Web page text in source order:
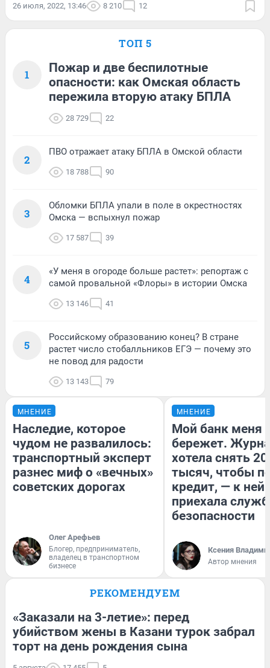
26 июля, 2022, 13:46 8 210 12
ТОП 5
1
Пожар и две беспилотные
опасности: как Омская область
пережила вторую атаку БПЛА
28 729 22
2
ПВО отражает атаку БПЛА в Омской области
18 788 90
3
Обломки БПЛА упали в поле в окрестностях
Омска — вспыхнул пожар
17 587 39
4
«У меня в огороде больше растет»: репортаж с
самой провальной «Флоры» в истории Омска
13 146 41
5
Российскому образованию конец? В стране
растет число стобалльников ЕГЭ — почему это
не повод для радости
13 143 79
МНЕНИЕ
Наследие, которое
чудом не развалилось:
транспортный эксперт
разнес миф о «вечных»
советских дорогах
Олег Арефьев
Блогер, предприниматель,
владелец в транспортном
бизнесе
МНЕНИЕ
Мой банк меня
бережет.
хотела снять
тысяч, чтобы
кредит, — к
приехала
безопасности
Ксения
Автор мнения
РЕКОМЕНДУЕМ
«Заказали на 3-летие»: перед
убийством жены в Казани турок забрал
торт на день рождения сына